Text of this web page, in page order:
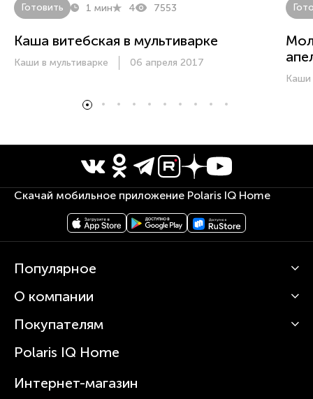
Готовить 1 мин 4 7553
Каша витебская в мультиварке
Каши в мультиварке 06 апреля 2017
Каши
Скачай мобильное приложение Polaris IQ Home
Популярное
Кофемашины
Вертикальные пылесосы
Зубные щетки и ирригаторы
Увлажнители
О компании
О Polaris
Статьи
Покупателям
Сервисные центры
Где купить
Polaris IQ Home
Интернет-магазин